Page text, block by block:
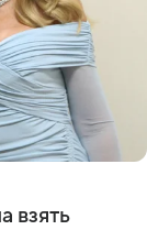
взять